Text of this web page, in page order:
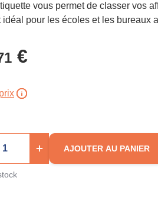
vous permet de classer vos
pour les écoles et les bureaux
€
AJOUTER AU PANIER